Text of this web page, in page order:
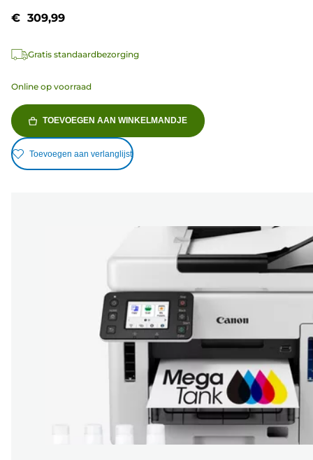
€ 309,99
Gratis standaardbezorging
Online op voorraad
TOEVOEGEN AAN WINKELMANDJE
Toevoegen aan verlanglijst